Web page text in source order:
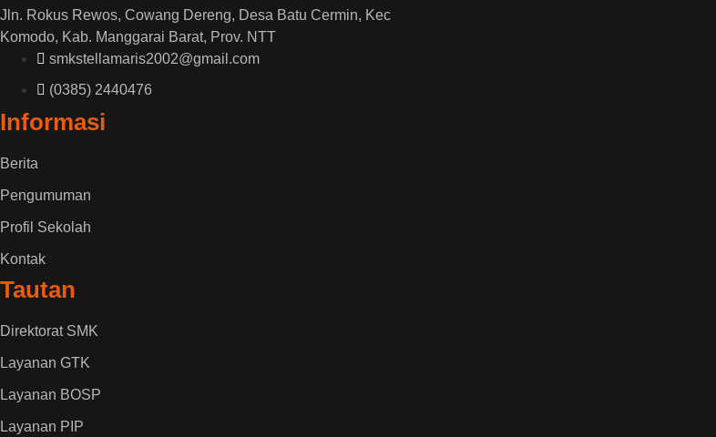
Jln. Rokus Rewos, Cowang Dereng, Desa Batu Cermin, Kec
Komodo, Kab. Manggarai Barat, Prov. NTT
smkstellamaris2002@gmail.com
(0385) 2440476
Informasi
Berita
Pengumuman
Profil Sekolah
Kontak
Tautan
Direktorat SMK
Layanan GTK
Layanan BOSP
Layanan PIP